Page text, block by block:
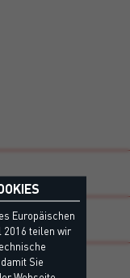
Europäischen
2016 teilen wir
Sie